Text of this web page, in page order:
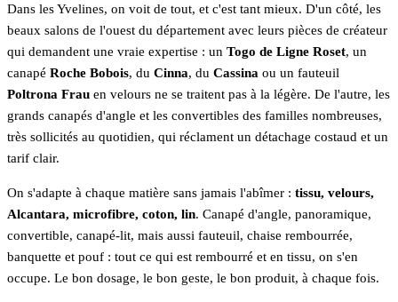
Dans les Yvelines, on voit de tout, et c'est tant mieux. D'un côté, les
beaux salons de l'ouest du département avec leurs pièces de créateur
qui demandent une vraie expertise : un Togo de Ligne Roset, un
canapé Roche Bobois, du Cinna, du Cassina ou un fauteuil
Poltrona Frau en velours ne se traitent pas à la légère. De l'autre, les
grands canapés d'angle et les convertibles des familles nombreuses,
très sollicités au quotidien, qui réclament un détachage costaud et un
tarif clair.
On s'adapte à chaque matière sans jamais l'abîmer : tissu, velours,
Alcantara, microfibre, coton, lin. Canapé d'angle, panoramique,
convertible, canapé-lit, mais aussi fauteuil, chaise rembourrée,
banquette et pouf : tout ce qui est rembourré et en tissu, on s'en
occupe. Le bon dosage, le bon geste, le bon produit, à chaque fois.